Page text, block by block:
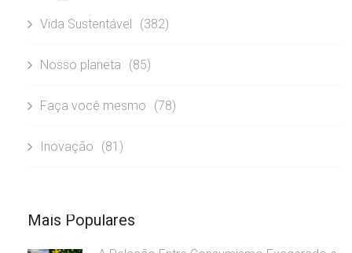
Vida Sustentável (382)
Nosso planeta (85)
Faça você mesmo (78)
Inovação (81)
Mais Populares